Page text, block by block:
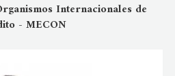
Internacionales de
- MECON